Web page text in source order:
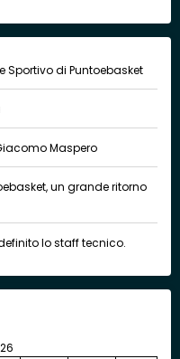
Sportivo di Puntoebasket
Maspero
un grande ritorno
lo staff tecnico.